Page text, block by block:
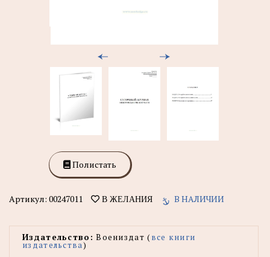
Полистать
Артикул: 00247011 В ЖЕЛАНИЯ В НАЛИЧИИ
Издательство: Воениздат (все книги
издательства)